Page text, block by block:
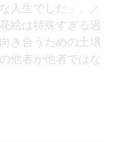
人生でした」。／
絵は特殊すぎる過
き合うための土壌
他者が他者ではな